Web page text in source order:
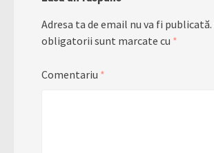
Adresa ta de email nu va fi publicată.
obligatorii sunt marcate cu *
Comentariu *